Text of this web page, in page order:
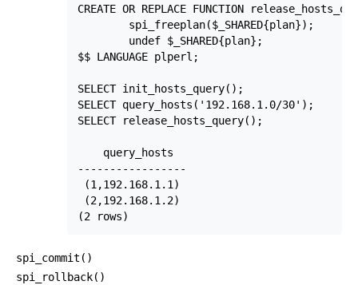
CREATE OR REPLACE FUNCTION
        spi_freeplan($_SHARED{plan});
        undef $_SHARED{plan};
$$ LANGUAGE plperl;
SELECT init_hosts_query();
SELECT query_hosts('192.168.1.0/30');
SELECT release_hosts_query();
    query_hosts
-----------------
(1,192.168.1.1)
(2,192.168.1.2)
(2 rows)
spi_commit()
spi_rollback()